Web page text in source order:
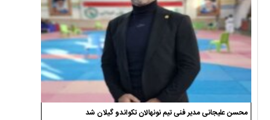
محسن علیجانی مدیر فنی تیم نونهالان تکواندو گیلان شد